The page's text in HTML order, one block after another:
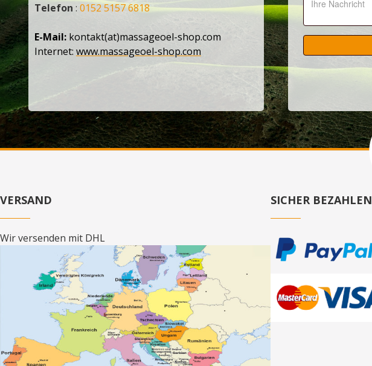
Telefon : 0152 5157 6818
E-Mail: kontakt(at)massageoel-shop.com
Internet: www.massageoel-shop.com
VERSAND
Wir versenden mit DHL
SICHER BEZAHLEN